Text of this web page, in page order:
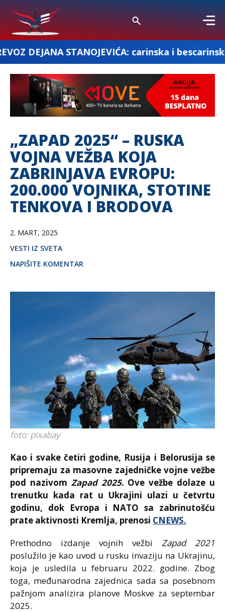
STANOJEVIĆA: carinska i bescarinska roba
„ZAPAD 2025“ – RUSKA
VOJNA VEŽBA KOJA
ZABRINJAVA EVROPU:
200.000 VOJNIKA, STOTINE
TENKOVA I BRODOVA
2. MART, 2025
VESTI IZ SVETA
NAPIŠITE KOMENTAR
foto: pixabay
Kao i svake četiri godine, Rusija i Belorusija se
pripremaju za masovne zajedničke vojne vežbe
pod nazivom Zapad 2025. Ove vežbe dolaze u
trenutku kada rat u Ukrajini ulazi u četvrtu
godinu, dok Evropa i NATO sa zabrinutošću
prate aktivnosti Kremlja, prenosi CNEWS.
Prethodno izdanje vojnih vežbi Zapad 2021
poslužilo je kao uvod u rusku invaziju na Ukrajinu,
koja je usledila u februaru 2022. godine. Zbog
toga, međunarodna zajednica sada sa posebnom
pažnjom analizira planove Moskve za septembar
2025.